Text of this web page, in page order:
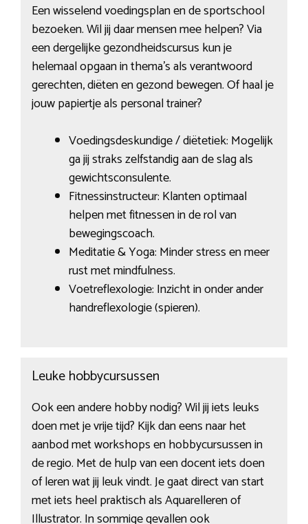
Een wisselend voedingsplan en de sportschool
bezoeken. Wil jij daar mensen mee helpen? Via
een dergelijke gezondheidscursus kun je
helemaal opgaan in thema’s als verantwoord
gerechten, diëten en gezond bewegen. Of haal je
jouw papiertje als personal trainer?
Voedingsdeskundige / diëtetiek: Mogelijk
ga jij straks zelfstandig aan de slag als
gewichtsconsulente.
Fitnessinstructeur: Klanten optimaal
helpen met fitnessen in de rol van
bewegingscoach.
Meditatie & Yoga: Minder stress en meer
rust met mindfulness.
Voetreflexologie: Inzicht in onder ander
handreflexologie (spieren).
Leuke hobbycursussen
Ook een andere hobby nodig? Wil jij iets leuks
doen met je vrije tijd? Kijk dan eens naar het
aanbod met workshops en hobbycursussen in
de regio. Met de hulp van een docent iets doen
of leren wat jij leuk vindt. Je gaat direct van start
met iets heel praktisch als Aquarelleren of
Illustrator. In sommige gevallen ook